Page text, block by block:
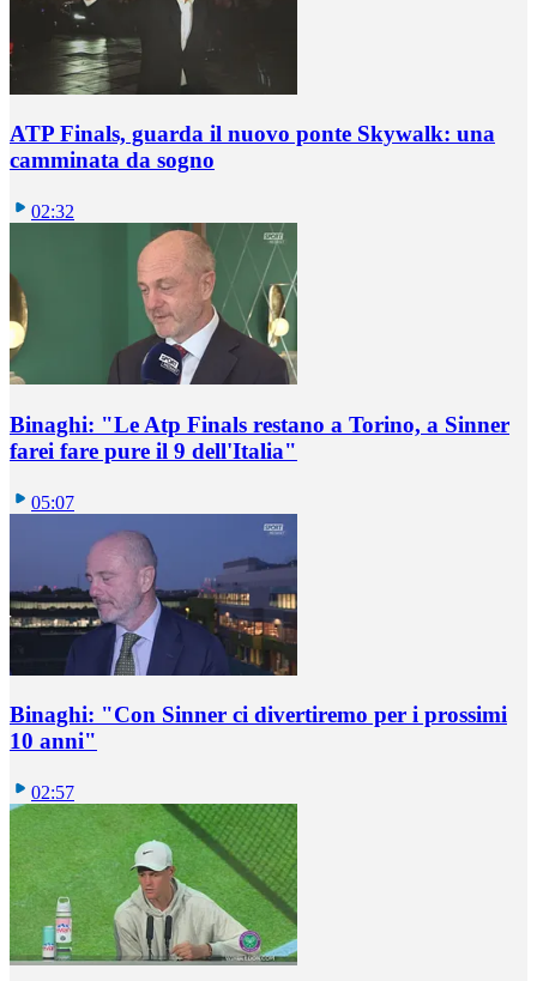
ATP Finals, guarda il nuovo ponte Skywalk: una
camminata da sogno
02:32
Binaghi: "Le Atp Finals restano a Torino, a Sinner
farei fare pure il 9 dell'Italia"
05:07
Binaghi: "Con Sinner ci divertiremo per i prossimi
10 anni"
02:57